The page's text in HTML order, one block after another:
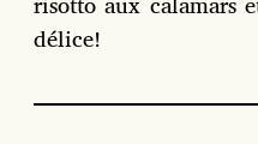
b
l
a
délice!